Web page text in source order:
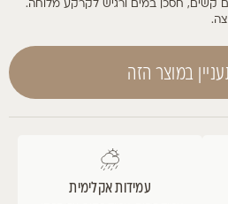
קשים, חסכן במים ורגיש לקרקע מלוחה.
במוצר הזה
עמידות אקלימית